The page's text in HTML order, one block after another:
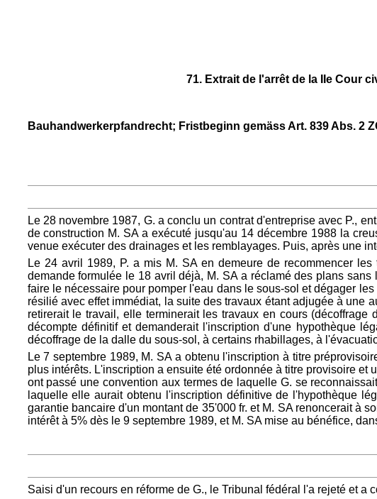
71. Extrait de l'arrêt de la IIe Cour
Bauhandwerkerpfandrecht; Fristbeginn gemäss Art. 839 Abs. 2
Le 28 novembre 1987, G. a conclu un contrat d'entreprise avec P.,
de construction M. SA a exécuté jusqu'au 14 décembre 1988 la
venue exécuter des drainages et les remblayages. Puis, après une
Le 24 avril 1989, P. a mis M. SA en demeure de recommencer
demande formulée le 18 avril déjà, M. SA a réclamé des plans
faire le nécessaire pour pomper l'eau dans le sous-sol et dégager
résilié avec effet immédiat, la suite des travaux étant adjugée à une
retirerait le travail, elle terminerait les travaux en cours
décompte définitif et demanderait l'inscription d'une hypothèque
décoffrage de la dalle du sous-sol, à certains rhabillages, à
Le 7 septembre 1989, M. SA a obtenu l'inscription à titre
plus intérêts. L'inscription a ensuite été ordonnée à titre provisoire
ont passé une convention aux termes de laquelle G. se
laquelle elle aurait obtenu l'inscription définitive de l'hypothèque
garantie bancaire d'un montant de 35'000 fr. et M. SA renoncerait à
intérêt à 5% dès le 9 septembre 1989, et M. SA mise au bénéfice,
Saisi d'un recours en réforme de G., le Tribunal fédéral l'a rejeté et a